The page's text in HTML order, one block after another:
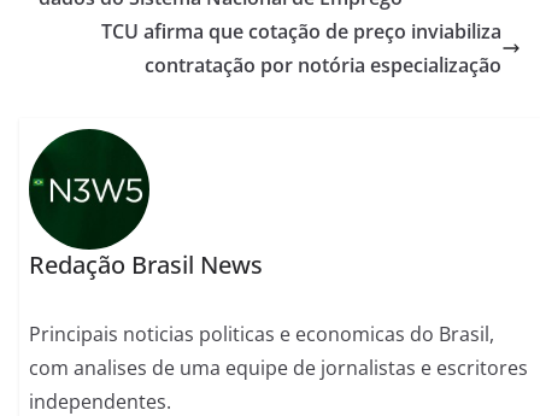
TCU afirma que cotação de preço inviabiliza
contratação por notória especialização
Redação Brasil News
Principais noticias politicas e economicas do Brasil,
com analises de uma equipe de jornalistas e escritores
independentes.